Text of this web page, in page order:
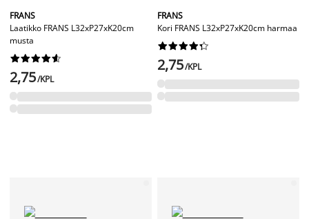
FRANS
Laatikko FRANS L32xP27xK20cm
musta






2,75/KPL
FRANS
Kori FRANS L32xP27xK20cm harmaa






2,75/KPL